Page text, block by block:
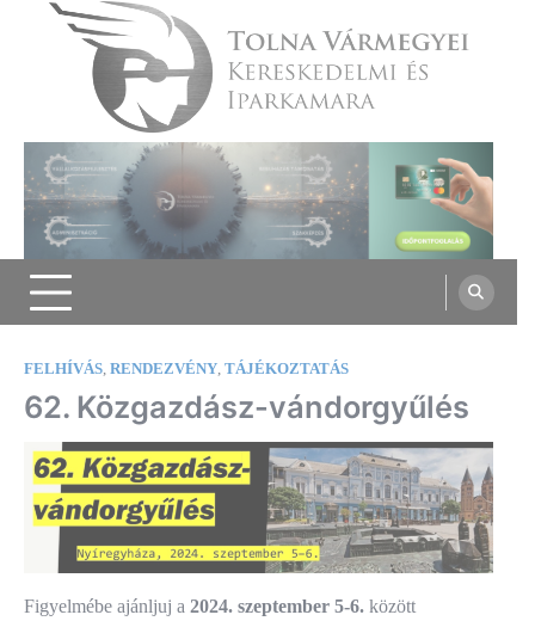
Tolna Vármegyei Kereskedelmi és
Iparkamara
FELHÍVÁS, RENDEZVÉNY, TÁJÉKOZTATÁS
62. Közgazdász-vándorgyűlés
Figyelmébe ajánljuj a 2024. szeptember 5-6. között